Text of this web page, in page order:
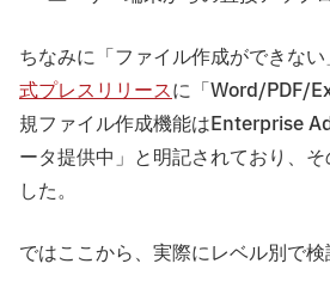
ちなみに「ファイル作成ができない
式プレスリリースに「Word/PDF/
規ファイル作成機能はEnterprise
ータ提供中」と明記されており、
した。
ではここから、実際にレベル別で検